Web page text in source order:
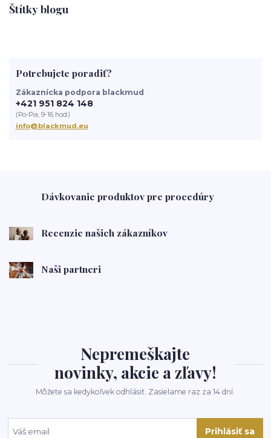
Štítky blogu
Potrebujete poradiť?
Zákaznícka podpora blackmud
+421 951 824 148
(Po-Pia, 9-16 hod.)
info@blackmud.eu
Dávkovanie produktov pre procedúry
Recenzie našich zákazníkov
Naši partneri
Nepremeškajte
novinky, akcie a zľavy!
Môžete sa kedykoľvek odhlásiť. Zasielame raz za 14 dní.
Prihlásiť sa